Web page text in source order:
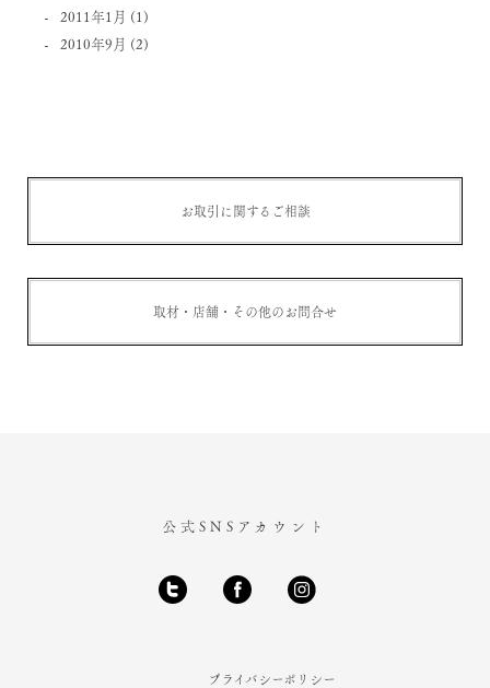
2011年1月 (1)
2010年9月 (2)
お取引に関するご相談
取材・店舗・その他のお問合せ
公式SNSアカウント
プライバシーポリシー